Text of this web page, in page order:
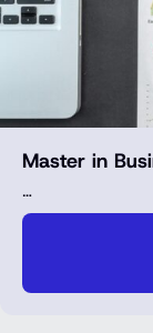
Master in
…